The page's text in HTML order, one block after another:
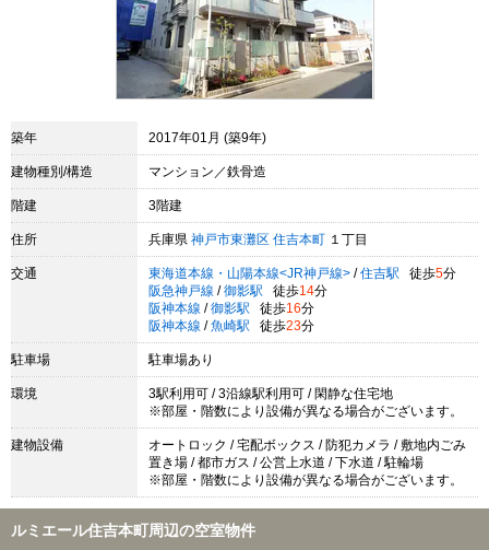
築年 2017年01月 (築9年)
建物種別/構造 マンション／鉄骨造
階建 3階建
住所 兵庫県 神戸市東灘区 住吉本町 １丁目
交通 東海道本線・山陽本線<JR神戸線> / 住吉駅 徒歩5分
阪急神戸線 / 御影駅 徒歩14分
阪神本線 / 御影駅 徒歩16分
阪神本線 / 魚崎駅 徒歩23分
駐車場 駐車場あり
環境
3駅利用可 / 3沿線駅利用可 / 閑静な住宅地
※部屋・階数により設備が異なる場合がございます。
建物設備
オートロック / 宅配ボックス / 防犯カメラ / 敷地内ごみ
置き場 / 都市ガス / 公営上水道 / 下水道 / 駐輪場
※部屋・階数により設備が異なる場合がございます。
ルミエール住吉本町周辺の空室物件